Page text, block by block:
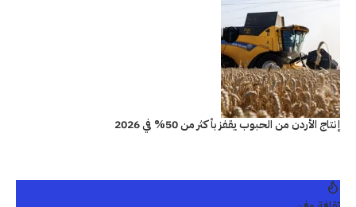
إنتاج الأردن من الحبوب يقفز بأكثر من 50% في 2026